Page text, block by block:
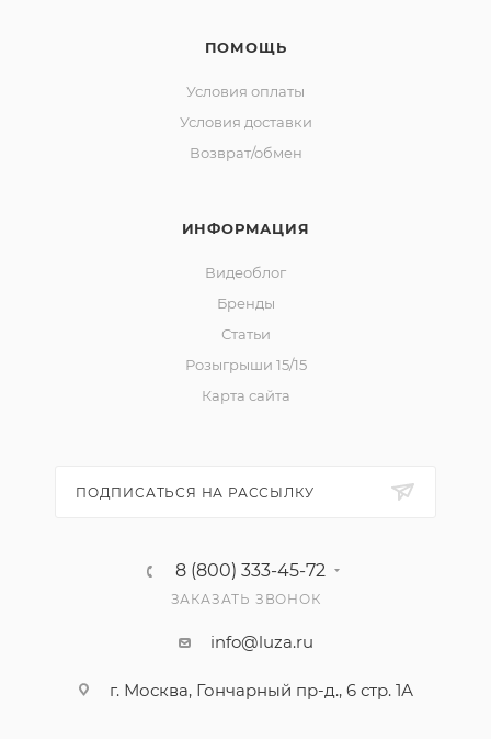
ПОМОЩЬ
Условия оплаты
Условия доставки
Возврат/обмен
ИНФОРМАЦИЯ
Видеоблог
Бренды
Статьи
Розыгрыши 15/15
Карта сайта
ПОДПИСАТЬСЯ НА РАССЫЛКУ
8 (800) 333-45-72
ЗАКАЗАТЬ ЗВОНОК
info@luza.ru
г. Москва, Гончарный пр-д., 6 стр. 1А